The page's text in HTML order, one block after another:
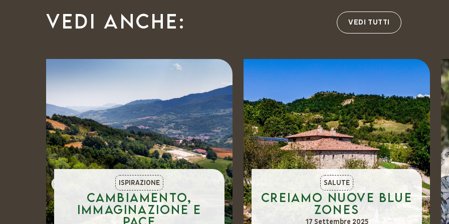
Vedi anche: VEDI TUTTI
ISPIRAZIONE
Cambiamento,
immaginazione e
SALUTE
Creiamo nuove Blue
Zones
17 Settembre 2025